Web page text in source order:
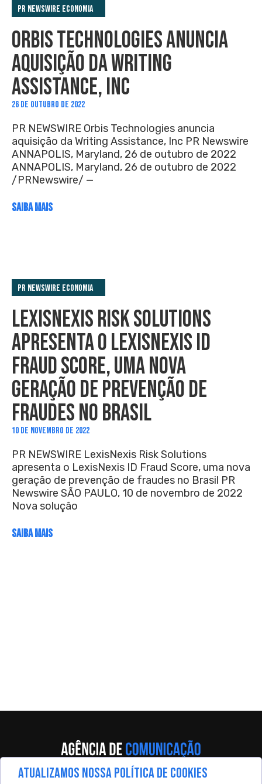
PR Newswire Economia
ORBIS TECHNOLOGIES ANUNCIA
AQUISIÇÃO DA WRITING
ASSISTANCE, INC
26 DE OUTUBRO DE 2022
PR NEWSWIRE Orbis Technologies anuncia
aquisição da Writing Assistance, Inc PR Newswire
ANNAPOLIS, Maryland, 26 de outubro de 2022
ANNAPOLIS, Maryland, 26 de outubro de 2022
/PRNewswire/ —
SAIBA MAIS
PR Newswire Economia
LEXISNEXIS RISK SOLUTIONS
APRESENTA O LEXISNEXIS ID
FRAUD SCORE, UMA NOVA
GERAÇÃO DE PREVENÇÃO DE
FRAUDES NO BRASIL
10 DE NOVEMBRO DE 2022
PR NEWSWIRE LexisNexis Risk Solutions
apresenta o LexisNexis ID Fraud Score, uma nova
geração de prevenção de fraudes no Brasil PR
Newswire SÃO PAULO, 10 de novembro de 2022
Nova solução
SAIBA MAIS
ATUALIZAMOS NOSSA POLÍTICA DE COOKIES